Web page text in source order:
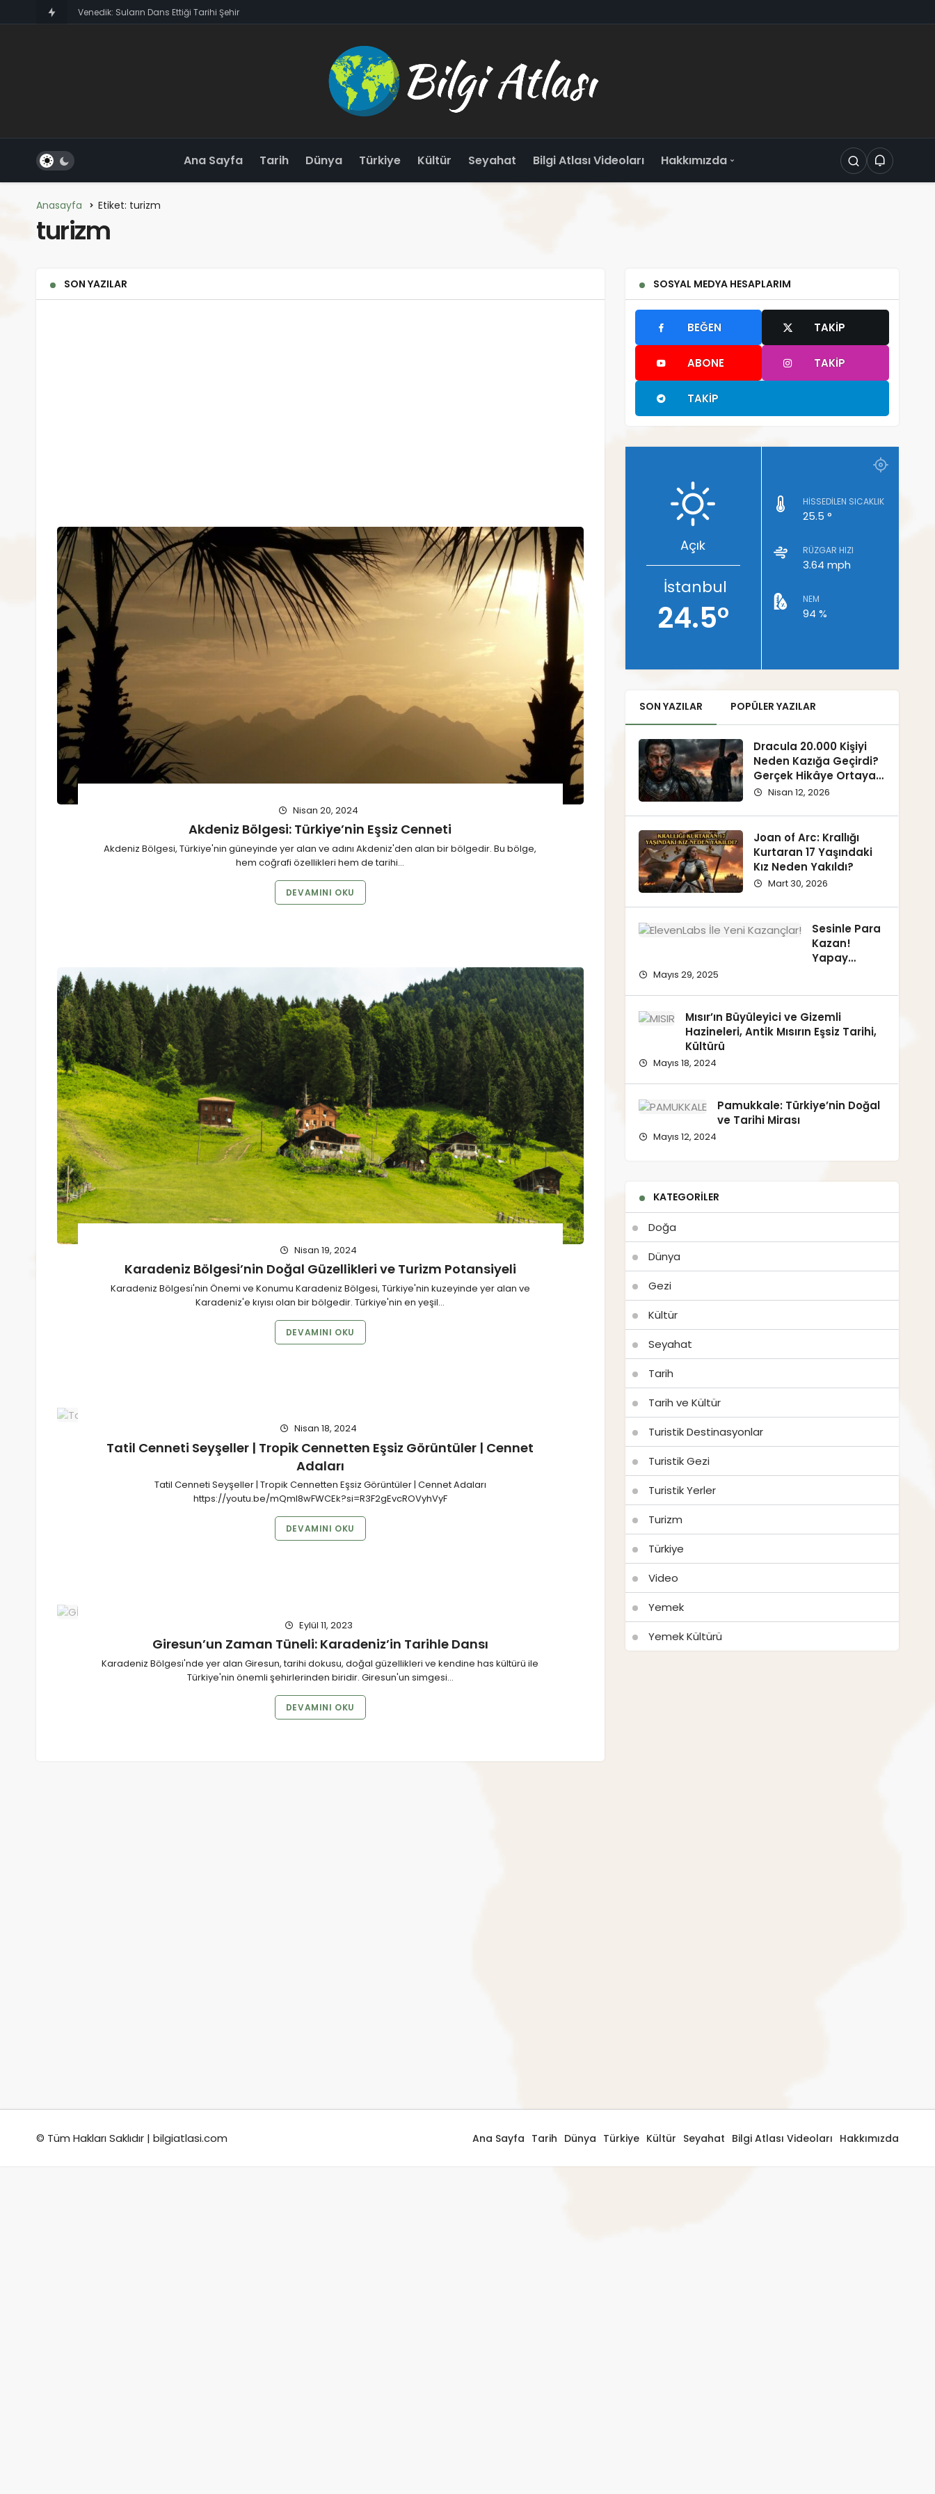
Giresun: Karad
Ana Sayfa Tarih Dünya Türkiye Kültür Seyahat Bilgi Atlası Videoları Hakkımızda
Anasayfa Etiket: turizm
turizm
SON YAZILAR
Nisan 20, 2024
Akdeniz Bölgesi: Türkiye’nin Eşsiz Cenneti
Akdeniz Bölgesi, Türkiye'nin güneyinde yer alan ve adını Akdeniz'den alan bir bölgedir. Bu bölge,
hem coğrafi özellikleri hem de tarihi…
DEVAMINI OKU
Nisan 19, 2024
Karadeniz Bölgesi’nin Doğal Güzellikleri ve Turizm Potansiyeli
Karadeniz Bölgesi'nin Önemi ve Konumu Karadeniz Bölgesi, Türkiye'nin kuzeyinde yer alan ve
Karadeniz'e kıyısı olan bir bölgedir. Türkiye'nin en yeşil…
DEVAMINI OKU
Nisan 18, 2024
Tatil Cenneti Seyşeller | Tropik Cennetten Eşsiz Görüntüler | Cennet
Adaları
Tatil Cenneti Seyşeller | Tropik Cennetten Eşsiz Görüntüler | Cennet Adaları
https://youtu.be/mQmI8wFWCEk?si=R3F2gEvcROVyhVyF
DEVAMINI OKU
Eylül 11, 2023
Giresun’un Zaman Tüneli: Karadeniz’in Tarihle Dansı
Karadeniz Bölgesi'nde yer alan Giresun, tarihi dokusu, doğal güzellikleri ve kendine has kültürü ile
Türkiye'nin önemli şehirlerinden biridir. Giresun'un simgesi…
DEVAMINI OKU
SOSYAL MEDYA HESAPLARIM
BEĞEN TAKIP
ABONE TAKIP
TAKIP
Açık
İstanbul
24.5°
HISSEDILEN SICAKLIK
25.5 °
RÜZGAR HIZI
3.64 mph
NEM
94 %
SON YAZILAR POPÜLER YAZILAR
Dracula 20.000 Kişiyi
Neden Kazığa Geçirdi?
Gerçek Hikâye Ortaya
Çıkıyor
Nisan 12, 2026
Joan of Arc: Krallığı
Kurtaran 17 Yaşındaki
Kız Neden Yakıldı?
Mart 30, 2026
Sesinle Para
Kazan!
Yapay
Kazanmaya
Başla!
Mayıs 29, 2025
Mısır’ın Büyüleyici ve Gizemli
Hazineleri, Antik Mısırın Eşsiz Tarihi,
Kültürü
Mayıs 18, 2024
Pamukkale: Türkiye’nin Doğal
ve Tarihi Mirası
Mayıs 12, 2024
KATEGORILER
Doğa
Dünya
Gezi
Kültür
Seyahat
Tarih
Tarih ve Kültür
Turistik Destinasyonlar
Turistik Gezi
Turistik Yerler
Turizm
Türkiye
Video
Yemek
Yemek Kültürü
© Tüm Hakları Saklıdır | bilgiatlasi.com Ana Sayfa Tarih Dünya Türkiye Kültür Seyahat Bilgi Atlası Videoları Hakkımızda